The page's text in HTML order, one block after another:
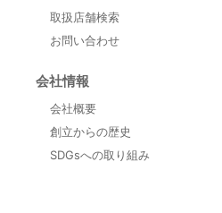
取扱店舗検索
お問い合わせ
会社情報
会社概要
創立からの歴史
SDGsへの取り組み